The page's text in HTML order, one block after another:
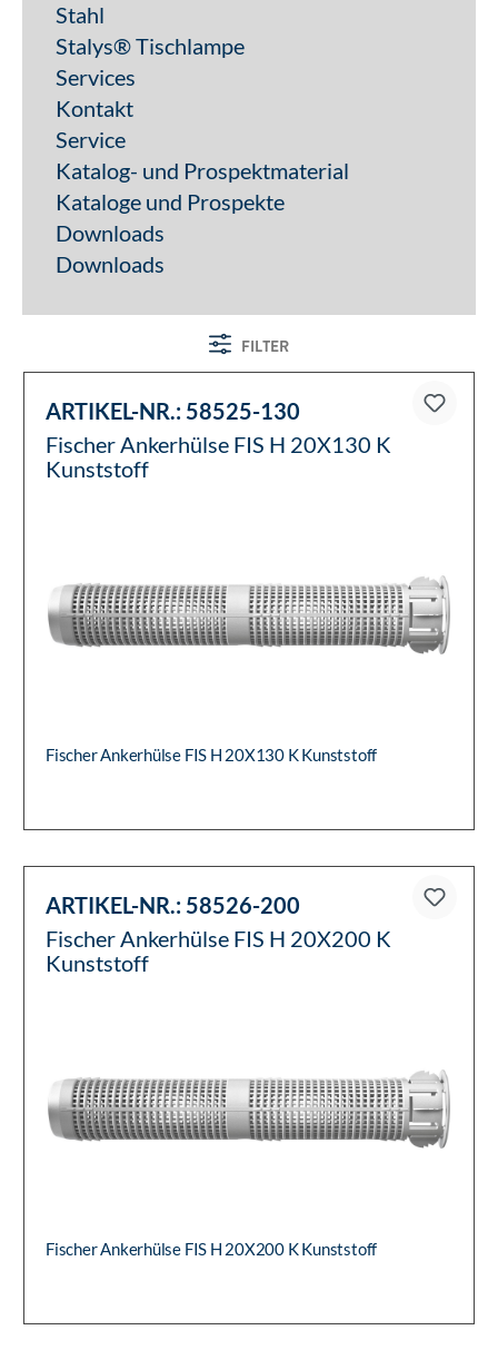
Stahl
Stalys® Tischlampe
Services
Kontakt
Service
Katalog- und Prospektmaterial
Kataloge und Prospekte
Downloads
Downloads
FILTER
ARTIKEL-NR.: 58525-130
Fischer Ankerhülse FIS H 20X130 K
Kunststoff
Fischer Ankerhülse FIS H 20X130 K Kunststoff
ARTIKEL-NR.: 58526-200
Fischer Ankerhülse FIS H 20X200 K
Kunststoff
Fischer Ankerhülse FIS H 20X200 K Kunststoff